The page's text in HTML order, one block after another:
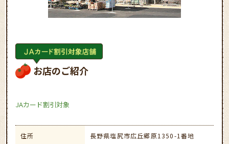
お店のご紹介
JAカード割引対象
住所 長野県塩尻市広丘郷原1350-1番地